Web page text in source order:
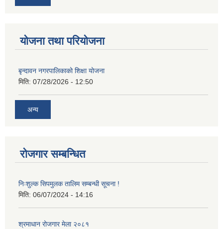
योजना तथा परियोजना
बृन्दावन नगरपालिकाको शिक्षा योजना
मिति: 07/28/2026 - 12:50
अन्य
रोजगार सम्बन्धित
निःशुल्क सिपमुलक तालिम सम्बन्धी सूचना !
मिति: 06/07/2024 - 14:16
श्रमाधान रोजगार मेला २०८१